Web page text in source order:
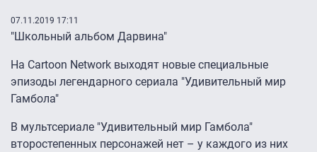
07.11.2019 17:11
"Школьный альбом Дарвина"
На Cartoon Network выходят новые специальные
эпизоды легендарного сериала "Удивительный мир
Гамбола"
В мультсериале "Удивительный мир Гамбола"
второстепенных персонажей нет – у каждого из них